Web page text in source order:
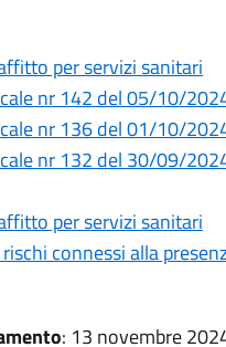
per servizi sanitari
nr 142 del 05/10/
nr 136 del 01/10/
nr 132 del 30/09/
per servizi sanitari
connessi alla
: 13 novembre